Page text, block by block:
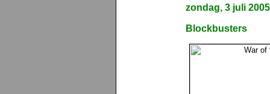
zondag, 3 juli 2005
Blockbusters